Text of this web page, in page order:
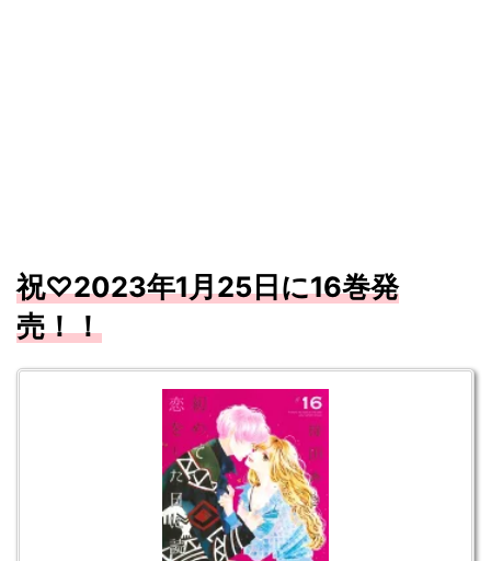
祝♡2023年1月25日に16巻発
売！！